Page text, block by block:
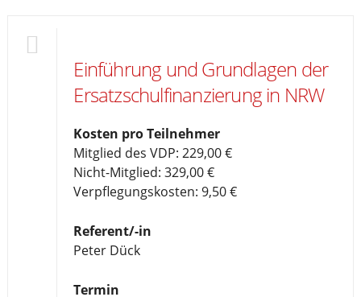
Einführung und Grundlagen der
Ersatzschulfinanzierung in NRW
Kosten pro Teilnehmer
Mitglied des VDP: 229,00 €
Nicht-Mitglied: 329,00 €
Verpflegungskosten: 9,50 €
Referent/-in
Peter Dück
Termin